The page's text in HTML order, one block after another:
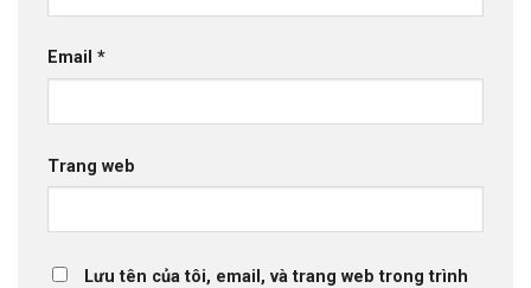
Email *
Trang web
Lưu tên của tôi, email, và trang web trong trình